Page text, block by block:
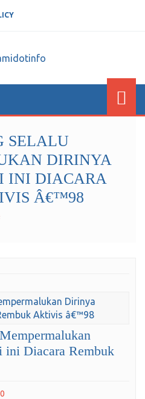
SELALU
DIRINYA
INI DIACARA
Â€™98
Diacara Rembuk
0